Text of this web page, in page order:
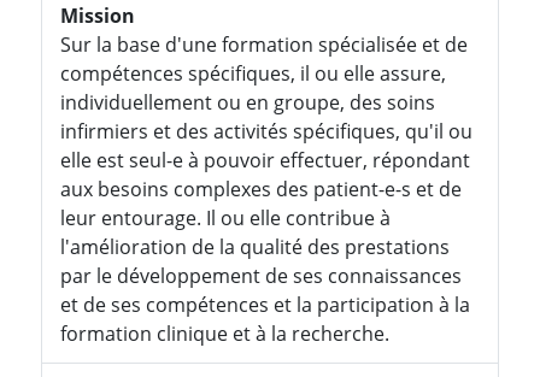
Mission
Sur la base d'une formation spécialisée et de
compétences spécifiques, il ou elle assure,
individuellement ou en groupe, des soins
infirmiers et des activités spécifiques, qu'il ou
elle est seul-e à pouvoir effectuer, répondant
aux besoins complexes des patient-e-s et de
leur entourage. Il ou elle contribue à
l'amélioration de la qualité des prestations
par le développement de ses connaissances
et de ses compétences et la participation à la
formation clinique et à la recherche.